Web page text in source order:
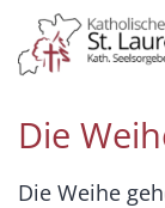
Zum Inhalt
Die
Die Weihe